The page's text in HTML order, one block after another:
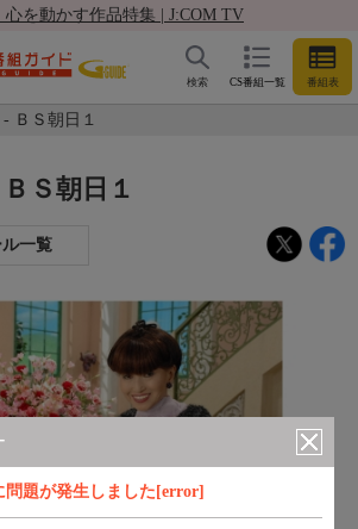
心を動かす作品特集 | J:COM TV
CS番組一覧 番組表
検索
ＢＳ朝日１
問題が発生しました[error]
Ｓ朝日１
一覧